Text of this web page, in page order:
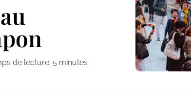
de lecture: 5 minutes